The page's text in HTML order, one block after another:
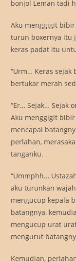
bonjol Leman tadi
Aku menggigit
turun boxernya itu
keras padat itu
“Urm… Keras sejak
bertukar merah
“Er… Sejak… Sejak
Aku menggigit
mencapai
perlahan,
tanganku.
“Ummphh…
aku turunkan
mengucup kepala
batangnya,
mengucup urat
mengurut
Kemudian,